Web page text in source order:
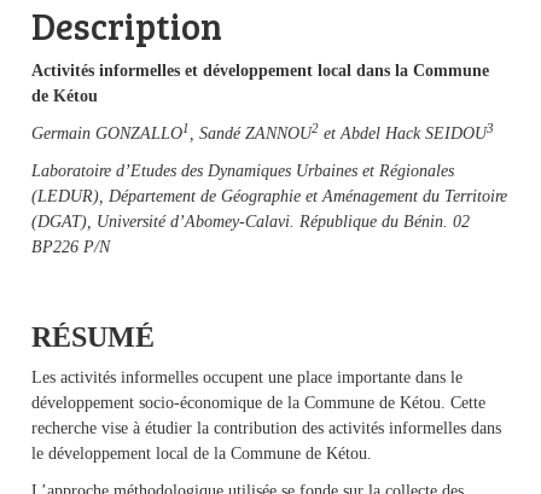
Description
Activités informelles et développement local dans la Commune
de Kétou
Germain GONZALLO1 , Sandé ZANNOU2 et Abdel Hack SEIDOU3
Laboratoire d’Etudes des Dynamiques Urbaines et Régionales
(LEDUR), Département de Géographie et Aménagement du Territoire
(DGAT), Université d’Abomey-Calavi. République du Bénin. 02
BP226 P/N
RÉSUMÉ
Les activités informelles occupent une place importante dans le
développement socio-économique de la Commune de Kétou. Cette
recherche vise à étudier la contribution des activités informelles dans
le développement local de la Commune de Kétou.